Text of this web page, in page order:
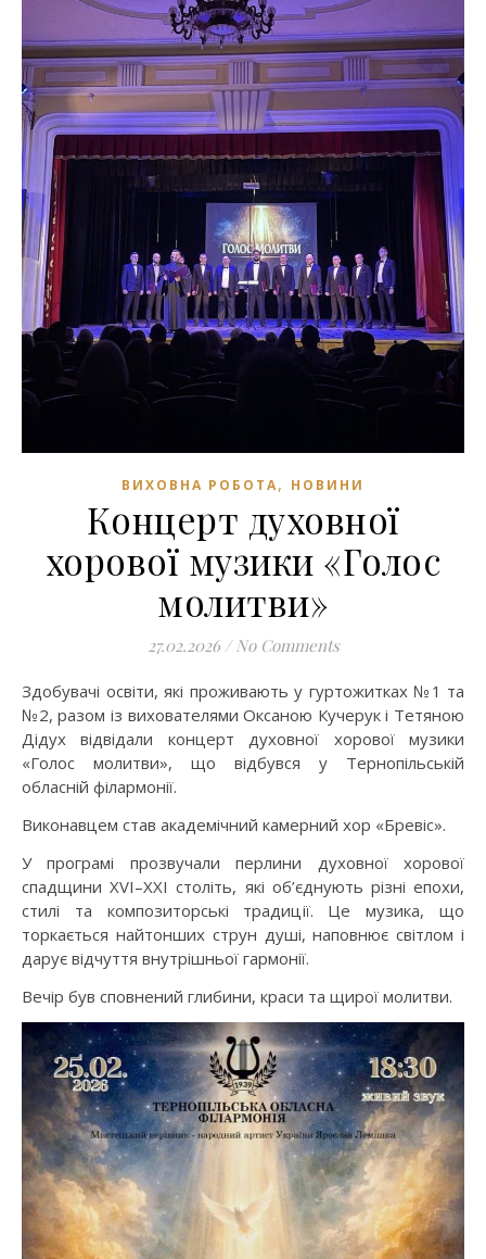
ВИХОВНА РОБОТА, НОВИНИ
Концерт духовної
хорової музики «Голос
молитви»
27.02.2026 / No Comments
Здобувачі освіти, які проживають у гуртожитках №1 та
№2, разом із вихователями Оксаною Кучерук і Тетяною
Дідух відвідали концерт духовної хорової музики
«Голос молитви», що відбувся у Тернопільській
обласній філармонії.
Виконавцем став академічний камерний хор «Бревіс».
У програмі прозвучали перлини духовної хорової
спадщини XVI–XXI століть, які об’єднують різні епохи,
стилі та композиторські традиції. Це музика, що
торкається найтонших струн душі, наповнює світлом і
дарує відчуття внутрішньої гармонії.
Вечір був сповнений глибини, краси та щирої молитви.